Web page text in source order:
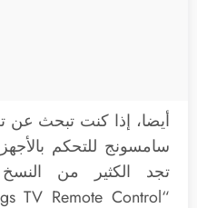
سامسونج للتحكم
تجد الكثير من